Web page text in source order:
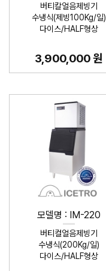
버티칼얼음제빙기
수냉식(제빙100Kg/일)
다이스/HALF형상
3,900,000 원
모델명 : IM-220
버티컬얼음제빙기
수냉식(200Kg/일)
다이스/HALF형상